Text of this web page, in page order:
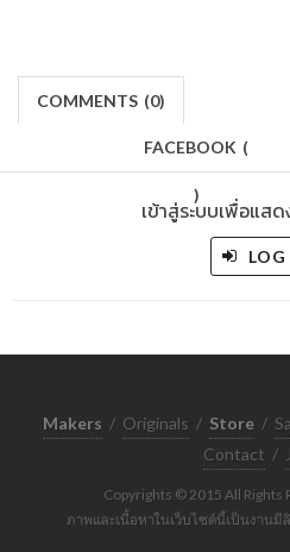
COMMENTS (0)
FACEBOOK (
)
เข้าสู่ระบบเพื่อแส
Makers / Originals / Store /
Contact /
Copyrights © 2015 All Rights
ภาพและเนื้อหาในเว็บไซต์นี้เป็นงาน